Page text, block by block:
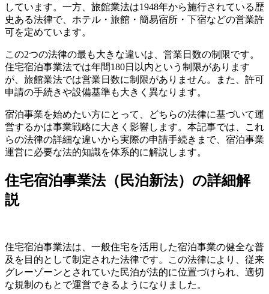
しています。一方、旅館業法は1948年から施行されている歴
史ある法律で、ホテル・旅館・簡易宿所・下宿などの営業許
可を定めています。
この2つの法律の最も大きな違いは、営業日数の制限です。
住宅宿泊事業法では年間180日以内という制限があります
が、旅館業法では営業日数に制限がありません。また、許可
申請の手続きや設備基準も大きく異なります。
宿泊事業を始めたい方にとって、どちらの法律に基づいて運
営するかは事業戦略に大きく影響します。本記事では、これ
らの法律の詳細な違いから実際の申請手続きまで、宿泊事業
運営に必要な法的知識を体系的に解説します。
住宅宿泊事業法（民泊新法）の詳細解
説
住宅宿泊事業法は、一般住宅を活用した宿泊事業の健全な普
及を目的として制定された法律です。この法律により、従来
グレーゾーンとされていた民泊が法的に位置づけられ、適切
な規制のもとで運営できるようになりました。